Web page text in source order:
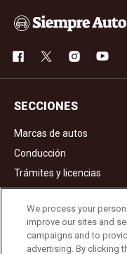
SECCIONES
Marcas de autos
Conducción
Trámites y licencias
Noticias
Ad Choices
We process your
improve our sites and
campaigns and to
advertising. By clicking